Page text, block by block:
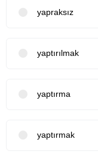
yapraksız
yaptırılmak
yaptırma
yaptırmak